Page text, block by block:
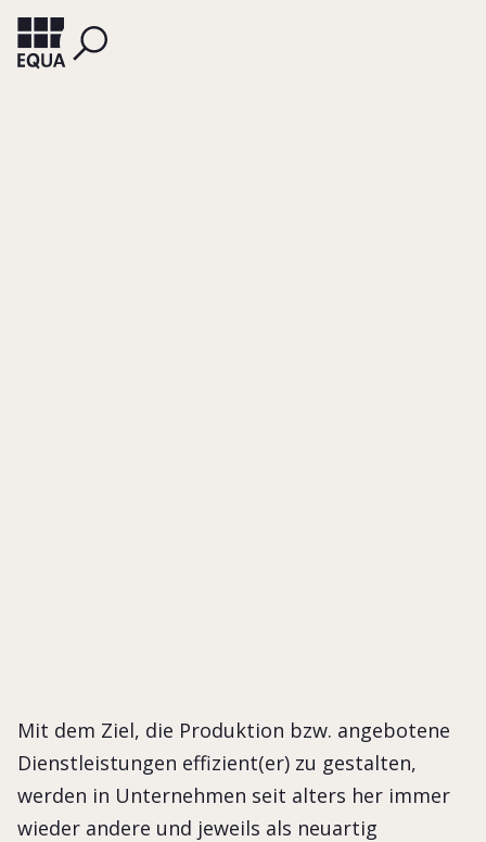
Mit dem Ziel, die Produktion bzw. angebotene
Dienstleistungen effizient(er) zu gestalten,
werden in Unternehmen seit alters her immer
wieder andere und jeweils als neuartig